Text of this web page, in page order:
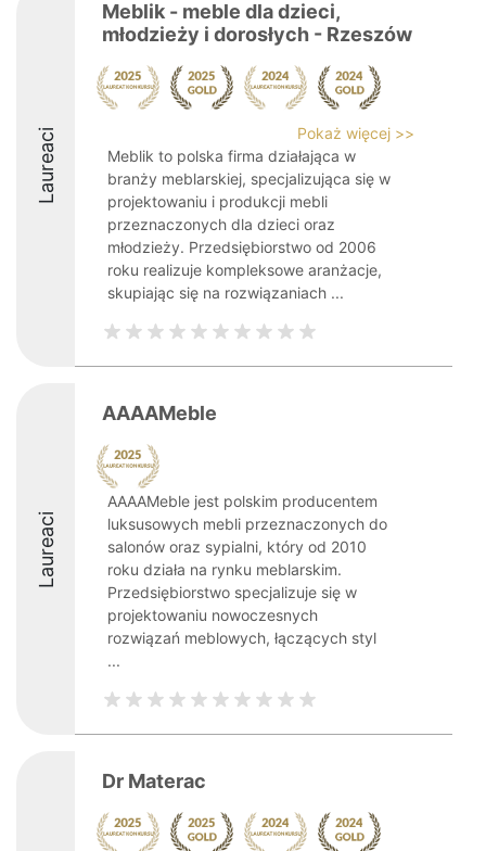
Laureaci
Meblik - meble dla dzieci,
młodzieży i dorosłych - Rzeszów
Pokaż więcej >>
Meblik to polska firma działająca w
branży meblarskiej, specjalizująca się w
projektowaniu i produkcji mebli
przeznaczonych dla dzieci oraz
młodzieży. Przedsiębiorstwo od 2006
roku realizuje kompleksowe aranżacje,
skupiając się na rozwiązaniach ...
Laureaci
AAAAMeble
AAAAMeble jest polskim producentem
luksusowych mebli przeznaczonych do
salonów oraz sypialni, który od 2010
roku działa na rynku meblarskim.
Przedsiębiorstwo specjalizuje się w
projektowaniu nowoczesnych
rozwiązań meblowych, łączących styl
...
Dr Materac